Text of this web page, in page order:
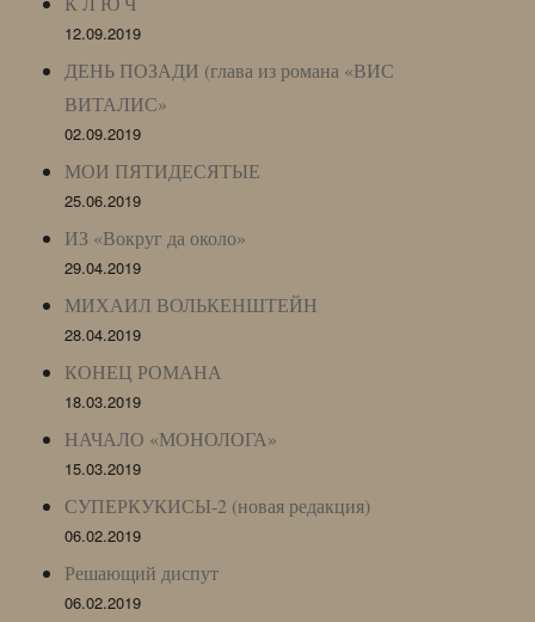
12.09.2019
ДЕНЬ ПОЗАДИ (глава из романа «ВИС
ВИТАЛИС»
02.09.2019
МОИ ПЯТИДЕСЯТЫЕ
25.06.2019
ИЗ «Вокруг да около»
29.04.2019
МИХАИЛ ВОЛЬКЕНШТЕЙН
28.04.2019
КОНЕЦ РОМАНА
18.03.2019
НАЧАЛО «МОНОЛОГА»
15.03.2019
СУПЕРКУКИСЫ-2 (новая редакция)
06.02.2019
Решающий диспут
06.02.2019